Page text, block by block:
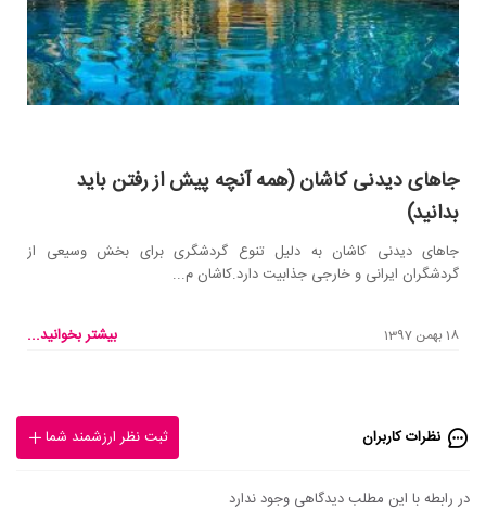
جاهای دیدنی کاشان (همه آنچه پیش از رفتن باید
بدانید)
جاهای دیدنی کاشان به دلیل تنوع گردشگری برای بخش وسیعی از
گردشگران ایرانی و خارجی جذابیت دارد.کاشان م...
18 بهمن 1397 بیشتر بخوانید...
نظرات کاربران ثبت نظر ارزشمند شما
در رابطه با این مطلب دیدگاهی وجود ندارد